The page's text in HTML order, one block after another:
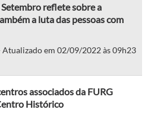
reflete sobre a
a luta das pessoas com
em 02/09/2022 às 09h23
associados da FURG
Histórico